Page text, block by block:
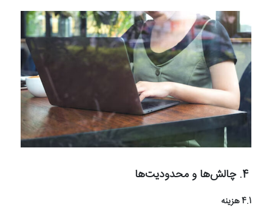
4. چالش‌ها و محدودیت‌ها
4.1 هزینه